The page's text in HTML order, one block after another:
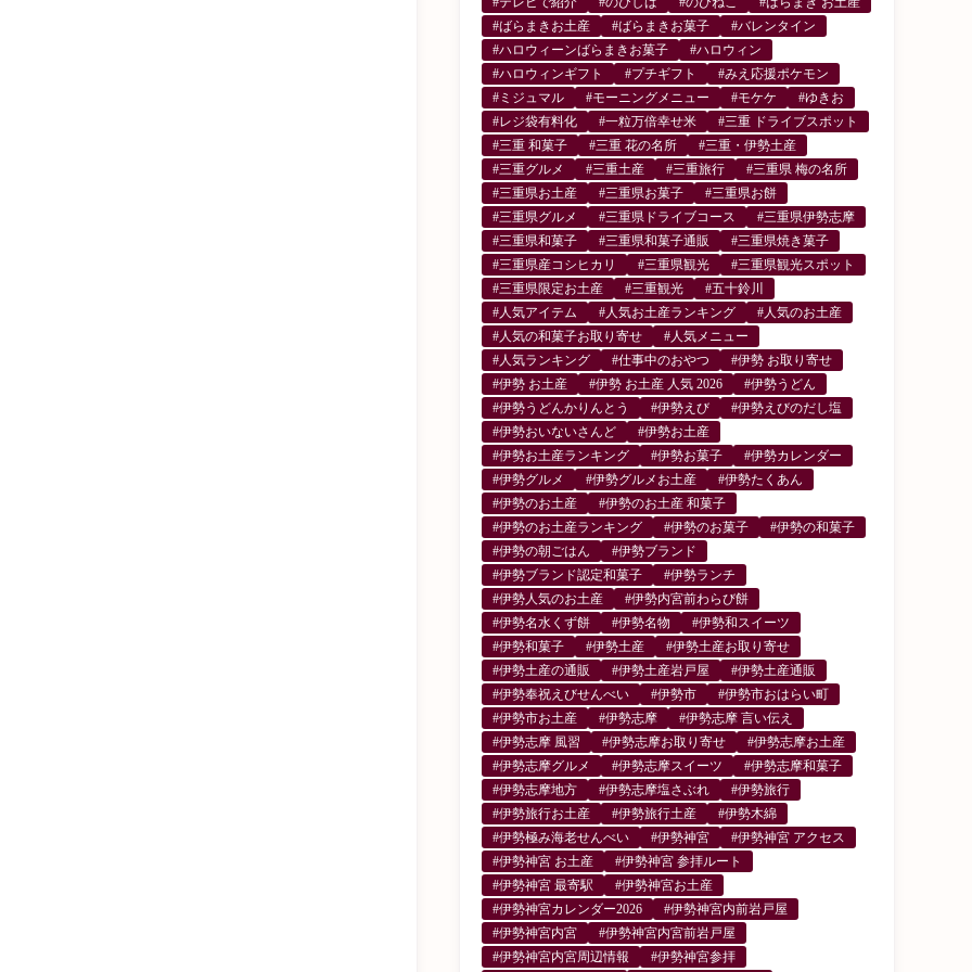
#ばらまきお土産
#ばらまきお菓子
#バレンタイン
#ハロウィーンばらまきお菓子
#ハロウィン
#ハロウィンギフト
#プチギフト
#みえ応援ポケモン
#ミジュマル
#モーニングメニュー #モケケ
#ゆきお
#レジ袋有料化
#一粒万倍幸せ米
#三重 ドライブスポット
#三重 和菓子
#三重 花の名所
#三重・伊勢土産
#三重グルメ
#三重土産 #三重旅行
#三重県 梅の名所
#三重県お土産
#三重県お菓子
#三重県お餅
#三重県グルメ
#三重県ドライブコース
#三重県伊勢志摩
#三重県和菓子
#三重県和菓子通販
#三重県焼き菓子
#三重県産コシヒカリ
#三重県観光
#三重県観光スポット
#三重県限定お土産
#三重観光
#五十鈴川
#人気アイテム
#人気お土産ランキング
#人気のお土産
#人気の和菓子お取り寄せ
#人気メニュー
#人気ランキング
#仕事中のおやつ
#伊勢 お取り寄せ
#伊勢 お土産
#伊勢 お土産 人気 2026
#伊勢うどん
#伊勢うどんかりんとう
#伊勢えび
#伊勢えびのだし塩
#伊勢おいないさんど
#伊勢お土産
#伊勢お土産ランキング
#伊勢お菓子
#伊勢カレンダー
#伊勢グルメ
#伊勢グルメお土産
#伊勢たくあん
#伊勢のお土産
#伊勢のお土産 和菓子
#伊勢のお土産ランキング
#伊勢のお菓子
#伊勢の和菓子
#伊勢の朝ごはん
#伊勢ブランド
#伊勢ブランド認定和菓子
#伊勢ランチ
#伊勢人気のお土産
#伊勢内宮前わらび餅
#伊勢名水くず餅
#伊勢名物
#伊勢和スイーツ
#伊勢和菓子
#伊勢土産
#伊勢土産お取り寄せ
#伊勢土産の通販
#伊勢土産岩戸屋
#伊勢土産通販
#伊勢奉祝えびせんべい
#伊勢市
#伊勢市おはらい町
#伊勢市お土産
#伊勢志摩
#伊勢志摩 言い伝え
#伊勢志摩 風習
#伊勢志摩お取り寄せ
#伊勢志摩お土産
#伊勢志摩グルメ
#伊勢志摩スイーツ
#伊勢志摩和菓子
#伊勢志摩地方
#伊勢志摩塩さぶれ
#伊勢旅行
#伊勢旅行お土産
#伊勢旅行土産
#伊勢木綿
#伊勢極み海老せんべい
#伊勢神宮
#伊勢神宮 アクセス
#伊勢神宮 お土産
#伊勢神宮 参拝ルート
#伊勢神宮 最寄駅
#伊勢神宮お土産
#伊勢神宮カレンダー2026
#伊勢神宮内前岩戸屋
#伊勢神宮内宮
#伊勢神宮内宮前岩戸屋
#伊勢神宮内宮周辺情報
#伊勢神宮参拝